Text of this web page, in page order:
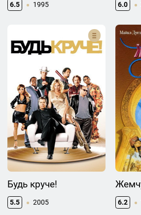
6.5 1995 6.0
Будь круче!
5.5 2005 6.2